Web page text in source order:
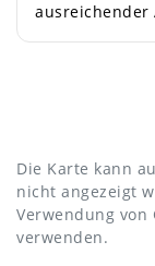
ausreichender
Die Karte kann
nicht angezeigt
Verwendung von
verwenden.